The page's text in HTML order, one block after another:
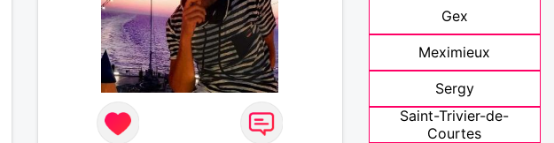
Gex
Meximieux
Sergy
Saint-Trivier-de-
Courtes